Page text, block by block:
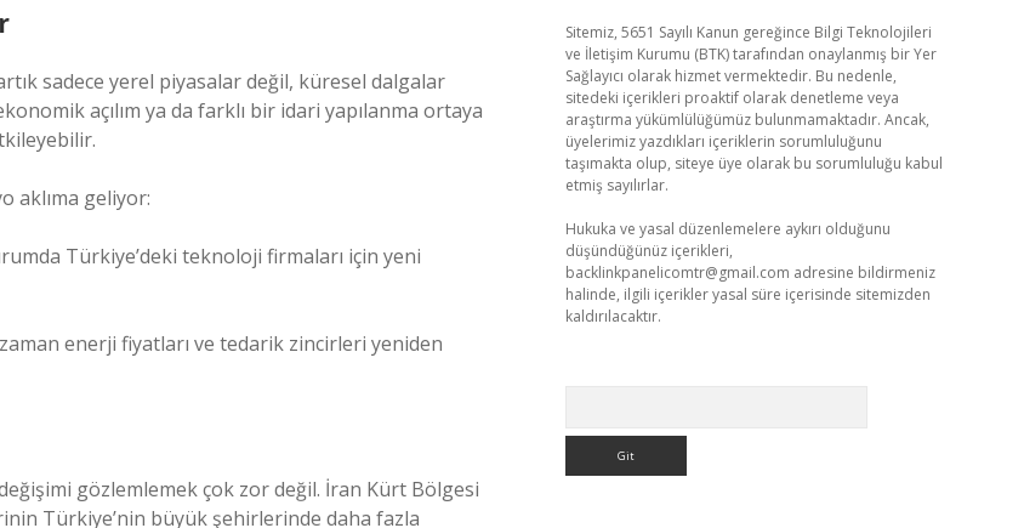
sadece yerel piyasalar değil, küresel dalgalar
açılım ya da farklı bir idari yapılanma ortaya
aklıma geliyor:
Türkiye’deki teknoloji firmaları için yeni
enerji fiyatları ve tedarik zincirleri yeniden
gözlemlemek çok zor değil. İran Kürt Bölgesi
Türkiye’nin büyük şehirlerinde daha fazla
Sitemiz, 5651 Sayılı Kanun gereğince Bilgi Teknolojileri
ve İletişim Kurumu (BTK) tarafından onaylanmış bir Yer
Sağlayıcı olarak hizmet vermektedir. Bu nedenle,
sitedeki içerikleri proaktif olarak denetleme veya
araştırma yükümlülüğümüz bulunmamaktadır. Ancak,
üyelerimiz yazdıkları içeriklerin sorumluluğunu
taşımakta olup, siteye üye olarak bu sorumluluğu kabul
etmiş sayılırlar.
Hukuka ve yasal düzenlemelere aykırı olduğunu
düşündüğünüz içerikleri,
backlinkpanelicomtr@gmail.com adresine bildirmeniz
halinde, ilgili içerikler yasal süre içerisinde sitemizden
kaldırılacaktır.